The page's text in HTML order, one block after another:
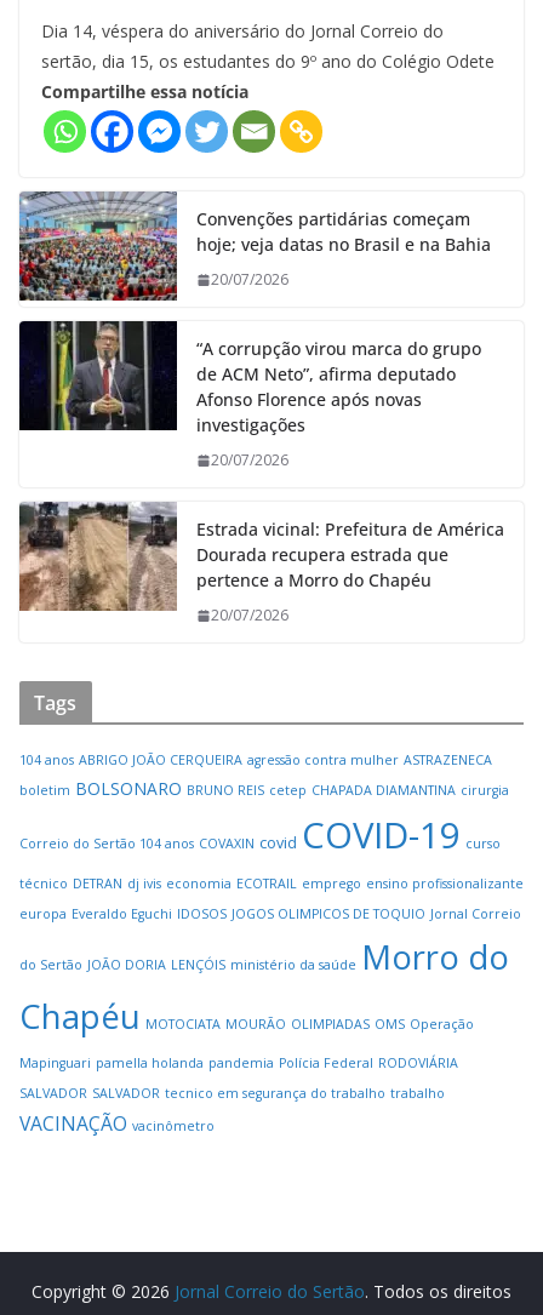
Dia 14, véspera do aniversário do Jornal Correio do
sertão, dia 15, os estudantes do 9º ano do Colégio Odete
Compartilhe essa notícia
Convenções partidárias começam
hoje; veja datas no Brasil e na Bahia
20/07/2026
“A corrupção virou marca do grupo
de ACM Neto”, afirma deputado
Afonso Florence após novas
investigações
20/07/2026
Estrada vicinal: Prefeitura de América
Dourada recupera estrada que
pertence a Morro do Chapéu
20/07/2026
Tags
104 anos ABRIGO JOÃO CERQUEIRA agressão contra mulher ASTRAZENECA
boletim BOLSONARO BRUNO REIS cetep CHAPADA DIAMANTINA cirurgia
Correio do Sertão 104 anos COVAXIN covid COVID-19 curso
técnico DETRAN dj ivis economia ECOTRAIL emprego ensino profissionalizante
europa Everaldo Eguchi IDOSOS JOGOS OLIMPICOS DE TOQUIO Jornal Correio
do Sertão JOÃO DORIA LENÇÓIS ministério da saúde Morro do
Chapéu MOTOCIATA MOURÃO OLIMPIADAS OMS Operação
Mapinguari pamella holanda pandemia Polícia Federal RODOVIÁRIA
SALVADOR SALVADOR tecnico em segurança do trabalho trabalho
VACINAÇÃO vacinômetro
Copyright © 2026 Jornal Correio do Sertão. Todos os direitos